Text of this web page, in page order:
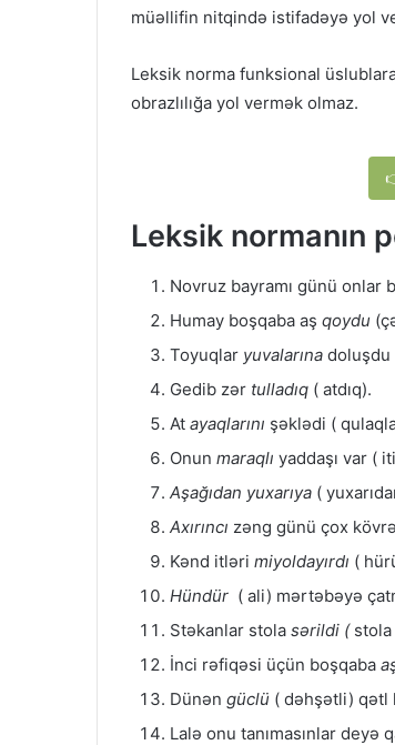
müəllifin nitqində istifadəyə yol
Leksik norma funksional
obrazlılığa yol vermək olmaz.
Leksik normanın
Novruz bayramı günü onlar
Humay boşqaba aş qoydu
Toyuqlar yuvalarına doluşdu
Gedib zər tulladıq ( atdıq).
At ayaqlarını şəklədi (
Onun maraqlı yaddaşı var (
Aşağıdan yuxarıya (
Axırıncı zəng günü çox
Kənd itləri miyoldayırdı (
Hündür ( ali) mərtəbəyə
Stəkanlar stola sərildi (stola
İnci rəfiqəsi üçün boşqaba
Dünən güclü ( dəhşətli) qətl
Lalə onu tanımasınlar deyə